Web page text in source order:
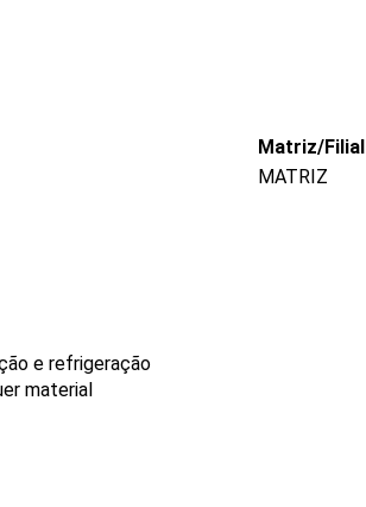
Matriz/Filial
MATRIZ
e refrigeração
material